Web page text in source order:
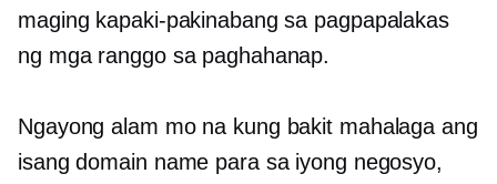
maging kapaki-pakinabang sa pagpapalakas
ng mga ranggo sa paghahanap.
Ngayong alam mo na kung bakit mahalaga ang
isang domain name para sa iyong negosyo,